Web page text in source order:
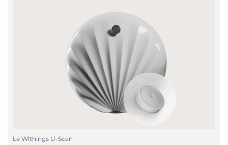
Le Withings U-Scan